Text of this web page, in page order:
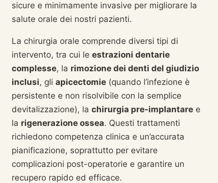
sicure e minimamente invasive per migliorare la
salute orale dei nostri pazienti.
La chirurgia orale comprende diversi tipi di
intervento, tra cui le estrazioni dentarie
complesse, la rimozione dei denti del giudizio
inclusi, gli apicectomie (quando l’infezione è
persistente e non risolvibile con la semplice
devitalizzazione), la chirurgia pre-implantare e
la rigenerazione ossea. Questi trattamenti
richiedono competenza clinica e un’accurata
pianificazione, soprattutto per evitare
complicazioni post-operatorie e garantire un
recupero rapido ed efficace.